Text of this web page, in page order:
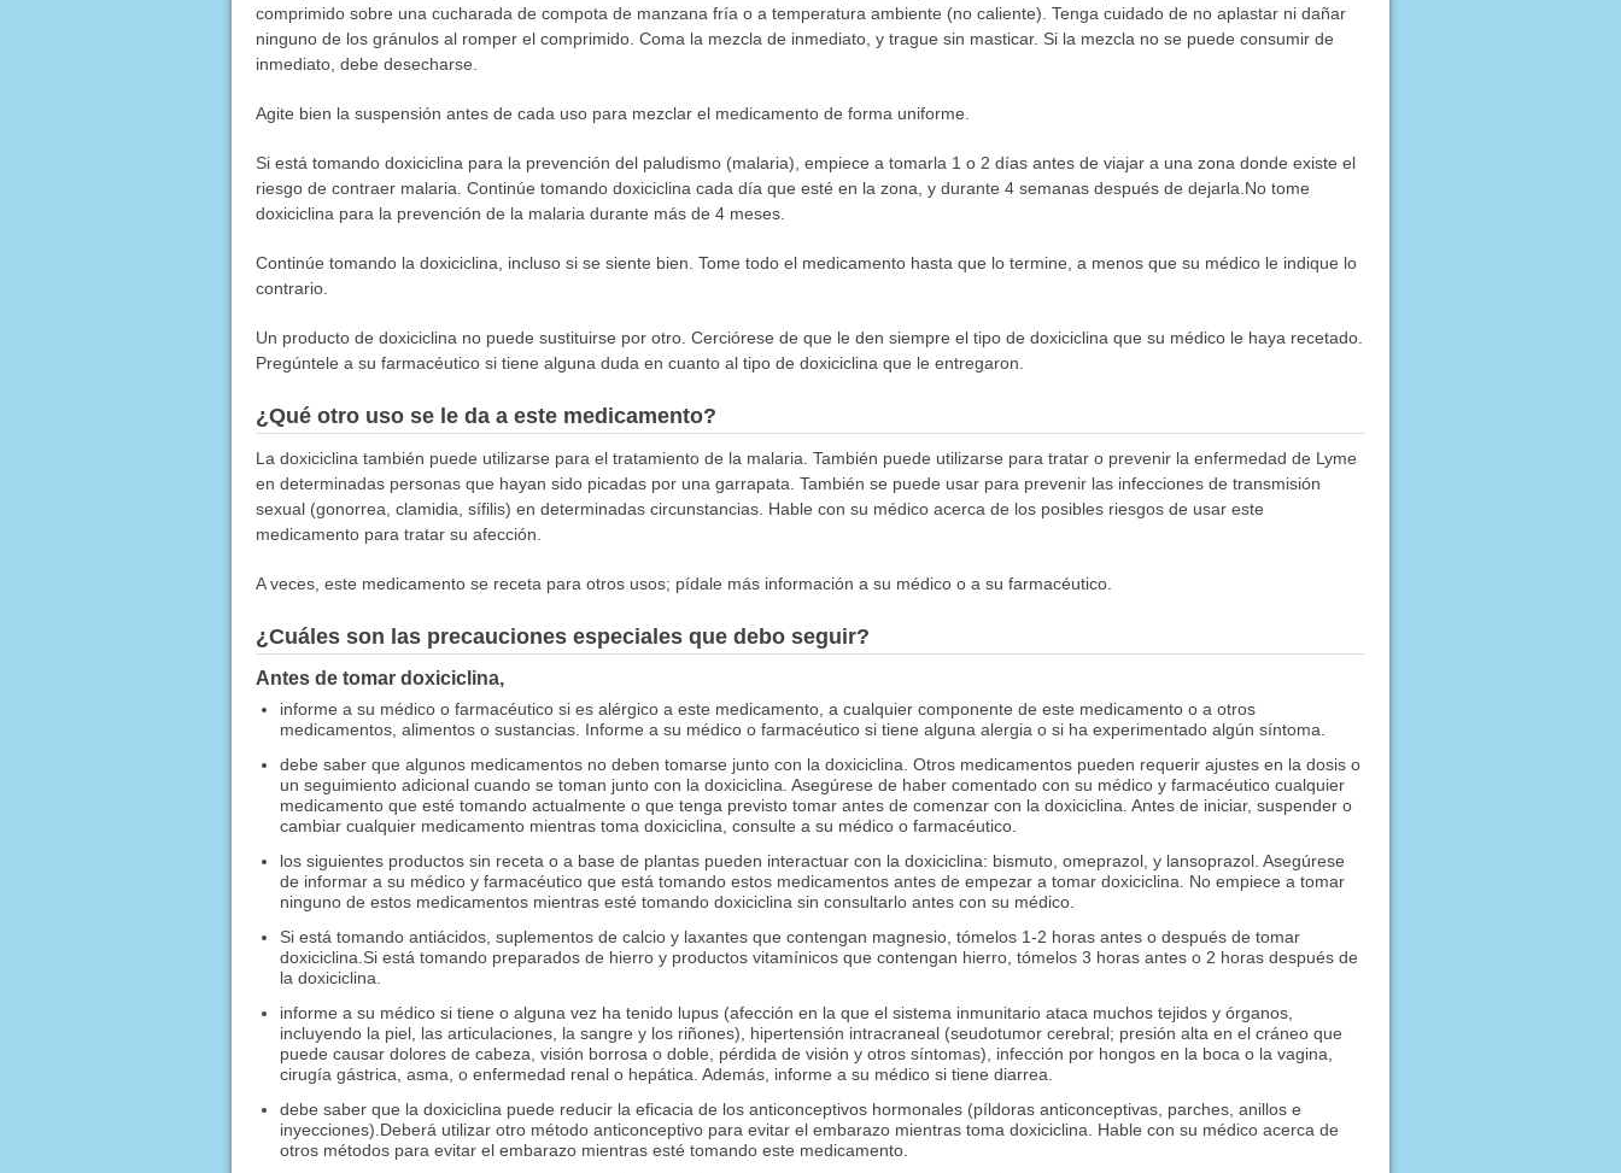
comprimido sobre una cucharada de compota de manzana fría o a temperatura ambiente (no caliente). Tenga cuidado de no aplastar ni dañar
ninguno de los gránulos al romper el comprimido. Coma la mezcla de inmediato, y trague sin masticar. Si la mezcla no se puede consumir de
inmediato, debe desecharse.
Agite bien la suspensión antes de cada uso para mezclar el medicamento de forma uniforme.
Si está tomando doxiciclina para la prevención del paludismo (malaria), empiece a tomarla 1 o 2 días antes de viajar a una zona donde existe el
riesgo de contraer malaria. Continúe tomando doxiciclina cada día que esté en la zona, y durante 4 semanas después de dejarla.No tome
doxiciclina para la prevención de la malaria durante más de 4 meses.
Continúe tomando la doxiciclina, incluso si se siente bien. Tome todo el medicamento hasta que lo termine, a menos que su médico le indique lo
contrario.
Un producto de doxiciclina no puede sustituirse por otro. Cerciórese de que le den siempre el tipo de doxiciclina que su médico le haya recetado.
Pregúntele a su farmacéutico si tiene alguna duda en cuanto al tipo de doxiciclina que le entregaron.
¿Qué otro uso se le da a este medicamento?
La doxiciclina también puede utilizarse para el tratamiento de la malaria. También puede utilizarse para tratar o prevenir la enfermedad de Lyme
en determinadas personas que hayan sido picadas por una garrapata. También se puede usar para prevenir las infecciones de transmisión
sexual (gonorrea, clamidia, sífilis) en determinadas circunstancias. Hable con su médico acerca de los posibles riesgos de usar este
medicamento para tratar su afección.
A veces, este medicamento se receta para otros usos; pídale más información a su médico o a su farmacéutico.
¿Cuáles son las precauciones especiales que debo seguir?
Antes de tomar doxiciclina,
informe a su médico o farmacéutico si es alérgico a este medicamento, a cualquier componente de este medicamento o a otros
medicamentos, alimentos o sustancias. Informe a su médico o farmacéutico si tiene alguna alergia o si ha experimentado algún síntoma.
debe saber que algunos medicamentos no deben tomarse junto con la doxiciclina. Otros medicamentos pueden requerir ajustes en la dosis o
un seguimiento adicional cuando se toman junto con la doxiciclina. Asegúrese de haber comentado con su médico y farmacéutico cualquier
medicamento que esté tomando actualmente o que tenga previsto tomar antes de comenzar con la doxiciclina. Antes de iniciar, suspender o
cambiar cualquier medicamento mientras toma doxiciclina, consulte a su médico o farmacéutico.
los siguientes productos sin receta o a base de plantas pueden interactuar con la doxiciclina: bismuto, omeprazol, y lansoprazol. Asegúrese
de informar a su médico y farmacéutico que está tomando estos medicamentos antes de empezar a tomar doxiciclina. No empiece a tomar
ninguno de estos medicamentos mientras esté tomando doxiciclina sin consultarlo antes con su médico.
Si está tomando antiácidos, suplementos de calcio y laxantes que contengan magnesio, tómelos 1-2 horas antes o después de tomar
doxiciclina.Si está tomando preparados de hierro y productos vitamínicos que contengan hierro, tómelos 3 horas antes o 2 horas después de
la doxiciclina.
informe a su médico si tiene o alguna vez ha tenido lupus (afección en la que el sistema inmunitario ataca muchos tejidos y órganos,
incluyendo la piel, las articulaciones, la sangre y los riñones), hipertensión intracraneal (seudotumor cerebral; presión alta en el cráneo que
puede causar dolores de cabeza, visión borrosa o doble, pérdida de visión y otros síntomas), infección por hongos en la boca o la vagina,
cirugía gástrica, asma, o enfermedad renal o hepática. Además, informe a su médico si tiene diarrea.
debe saber que la doxiciclina puede reducir la eficacia de los anticonceptivos hormonales (píldoras anticonceptivas, parches, anillos e
inyecciones).Deberá utilizar otro método anticonceptivo para evitar el embarazo mientras toma doxiciclina. Hable con su médico acerca de
otros métodos para evitar el embarazo mientras esté tomando este medicamento.